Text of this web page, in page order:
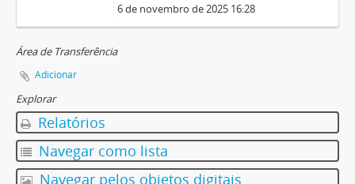
6 de novembro de 2025 16:28
Área de Transferência
Adicionar
Explorar
Relatórios
Navegar como lista
Navegar pelos objetos digitais